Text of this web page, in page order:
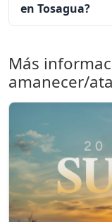
en Tosagua?
Más
amanecer/